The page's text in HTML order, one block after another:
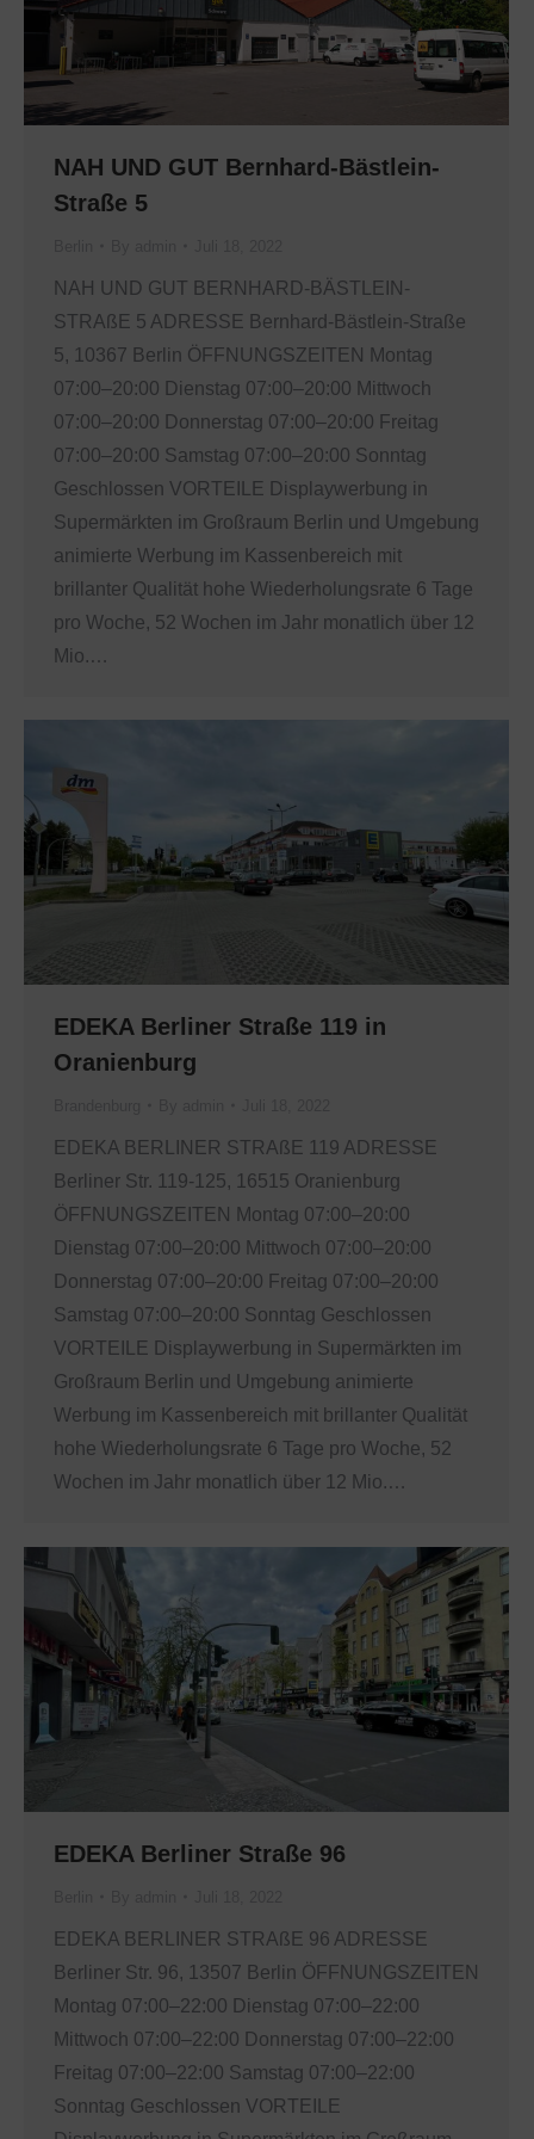
NAH UND GUT Bernhard-Bästlein-
Straße 5
NAH UND GUT BERNHARD-BÄSTLEIN-
STRAßE 5 ADRESSE Bernhard-Bästlein-Straße
5, 10367 Berlin ÖFFNUNGSZEITEN Montag
07:00–20:00 Dienstag 07:00–20:00 Mittwoch
07:00–20:00 Donnerstag 07:00–20:00 Freitag
07:00–20:00 Samstag 07:00–20:00 Sonntag
Geschlossen VORTEILE Displaywerbung in
Supermärkten im Großraum Berlin und Umgebung
animierte Werbung im Kassenbereich mit
brillanter Qualität hohe Wiederholungsrate 6 Tage
pro Woche, 52 Wochen im Jahr monatlich über 12
Mio.…
EDEKA Berliner Straße 119 in
Oranienburg
EDEKA BERLINER STRAßE 119 ADRESSE
Berliner Str. 119-125, 16515 Oranienburg
ÖFFNUNGSZEITEN Montag 07:00–20:00
Dienstag 07:00–20:00 Mittwoch 07:00–20:00
Donnerstag 07:00–20:00 Freitag 07:00–20:00
Samstag 07:00–20:00 Sonntag Geschlossen
VORTEILE Displaywerbung in Supermärkten im
Großraum Berlin und Umgebung animierte
Werbung im Kassenbereich mit brillanter Qualität
hohe Wiederholungsrate 6 Tage pro Woche, 52
Wochen im Jahr monatlich über 12 Mio.…
EDEKA Berliner Straße 96
EDEKA BERLINER STRAßE 96 ADRESSE
Berliner Str. 96, 13507 Berlin ÖFFNUNGSZEITEN
Montag 07:00–22:00 Dienstag 07:00–22:00
Mittwoch 07:00–22:00 Donnerstag 07:00–22:00
Freitag 07:00–22:00 Samstag 07:00–22:00
Sonntag Geschlossen VORTEILE